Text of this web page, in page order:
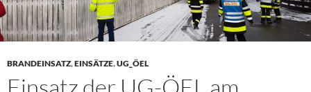
BRANDEINSATZ,EINSÄTZE,UG_ÖEL